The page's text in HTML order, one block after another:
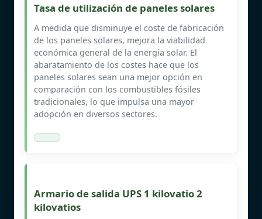
Tasa de utilización de paneles solares
A medida que disminuye el coste de fabricación
de los paneles solares, mejora la viabilidad
económica general de la energía solar. El
abaratamiento de los costes hace que los
paneles solares sean una mejor opción en
comparación con los combustibles fósiles
tradicionales, lo que impulsa una mayor
adopción en diversos sectores.
Armario de salida UPS 1 kilovatio 2
kilovatios